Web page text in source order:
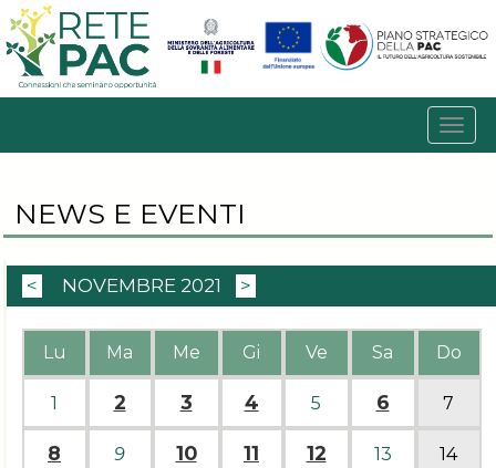
NEWS E EVENTI
< NOVEMBRE 2021 >
Lu Ma Me Gi Ve Sa Do
1 2 3 4 5 6 7
8 9 10 11 12 13 14